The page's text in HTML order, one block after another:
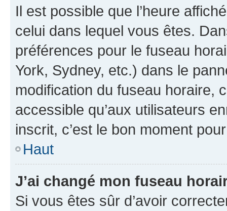
Il est possible que l’heure
celui dans lequel vous êtes.
préférences pour le fuseau
York, Sydney, etc.) dans le
modification du fuseau horaire,
accessible qu’aux utilisateurs
inscrit, c’est le bon moment
Haut
J’ai changé mon fuseau
Si vous êtes sûr d’avoir